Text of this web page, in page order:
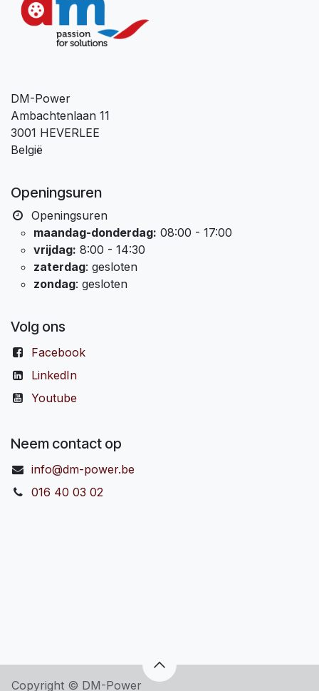
DM-Power
Ambachtenlaan 11
3001 HEVERLEE
België
Openingsuren
Openingsuren
maandag-donderdag: 08:00 - 17:00
vrijdag: 8:00 - 14:30
zaterdag: gesloten
zondag: gesloten
Volg ons
Facebook
LinkedIn
Youtube
Neem contact op
info@dm-power.be
016 40 03 02
Copyright © DM-Power